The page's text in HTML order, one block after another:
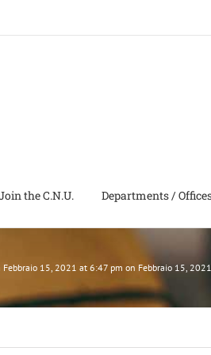
the C.N.U. Departments /
15, 2021 at 6:47 pm on Febbraio 15,